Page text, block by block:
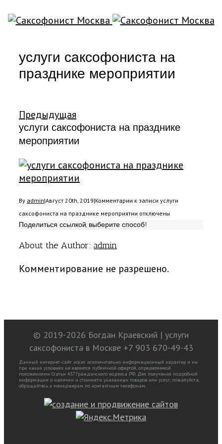
услуги саксофониста на
празднике мероприятии
Предыдущая
услуги саксофониста на празднике
мероприятии
By admin|Август 20th, 2019|Комментарии к записи услуги
саксофониста на празднике мероприятии отключены
Поделиться ссылкой, выберите способ!
About the Author: admin
Комментирование не разрешено.
© 2019-2026 Богдан Краевский | услуги
саксофониста в Москве +7 903 670-49-43
Данный интернет-сайт носит исключительно информационный характер и ни
при каких условиях не является публичной офертой, определяемой
положениями Статьи 437 Гражданского кодекса РФ. Для получения подробной
информации о наличии и стоимости указанных товаров или услуг, пожалуйста,
обращайтесь к менеджерам по контактным телефонам.